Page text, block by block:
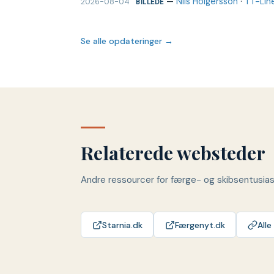
BILLEDE
Se alle opdateringer →
Relaterede websteder
Andre ressourcer for færge- og
Starnia.dk Færgenyt.dk Alle